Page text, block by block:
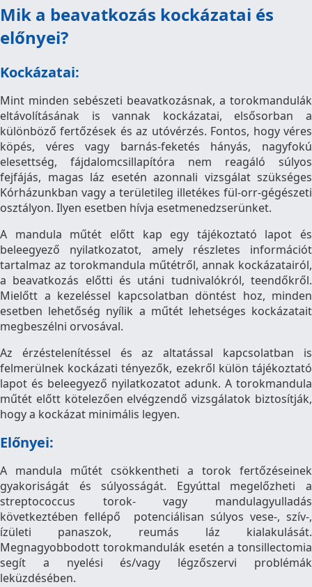
Mik a beavatkozás kockázatai és
előnyei?
Kockázatai:
Mint minden sebészeti beavatkozásnak, a torokmandulák
eltávolításának is vannak kockázatai, elsősorban a
különböző fertőzések és az utóvérzés. Fontos, hogy véres
köpés, véres vagy barnás-feketés hányás, nagyfokú
elesettség, fájdalomcsillapítóra nem reagáló súlyos
fejfájás, magas láz esetén azonnali vizsgálat szükséges
Kórházunkban vagy a területileg illetékes fül-orr-gégészeti
osztályon. Ilyen esetben hívja esetmenedzserünket.
A mandula műtét előtt kap egy tájékoztató lapot és
beleegyező nyilatkozatot, amely részletes információt
tartalmaz az torokmandula műtétről, annak kockázatairól,
a beavatkozás előtti és utáni tudnivalókról, teendőkről.
Mielőtt a kezeléssel kapcsolatban döntést hoz, minden
esetben lehetőség nyílik a műtét lehetséges kockázatait
megbeszélni orvosával.
Az érzéstelenítéssel és az altatással kapcsolatban is
felmerülnek kockázati tényezők, ezekről külön tájékoztató
lapot és beleegyező nyilatkozatot adunk. A torokmandula
műtét előtt kötelezően elvégzendő vizsgálatok biztosítják,
hogy a kockázat minimális legyen.
Előnyei:
A mandula műtét csökkentheti a torok fertőzéseinek
gyakoriságát és súlyosságát. Egyúttal megelőzheti a
streptococcus torok- vagy mandulagyulladás
következtében fellépő potenciálisan súlyos vese-, szív-,
ízületi panaszok, reumás láz kialakulását.
Megnagyobbodott torokmandulák esetén a tonsillectomia
segít a nyelési és/vagy légzőszervi problémák
leküzdésében.